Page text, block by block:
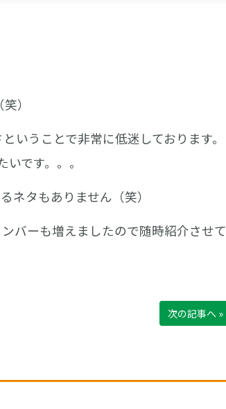
）
いうことで非常に低迷しております。
です。。。
ネタもありません（笑）
バーも増えましたので随時紹介させて
次の記事へ »